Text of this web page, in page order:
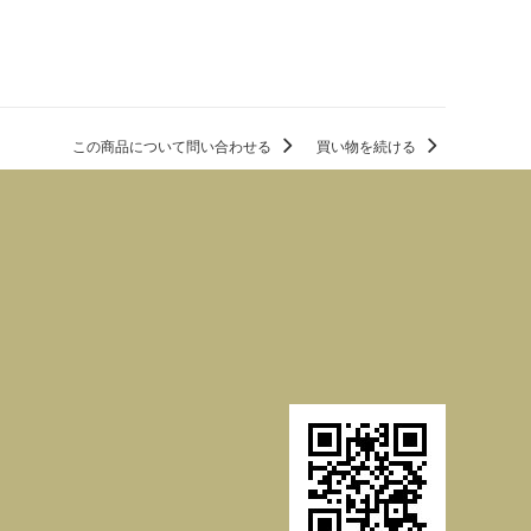
この商品について問い合わせる 買い物を続ける